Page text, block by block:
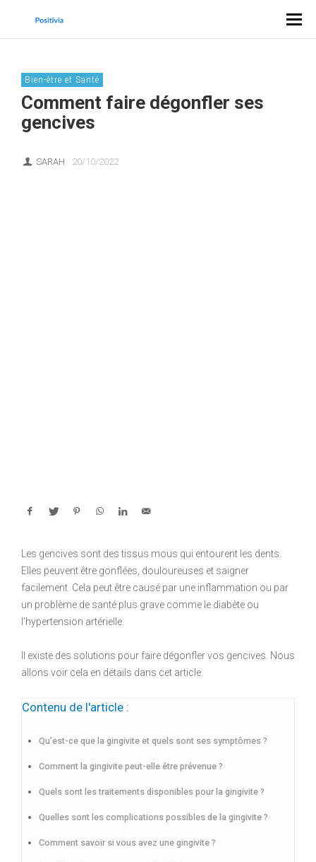
Bien-être et Santé
Comment faire dégonfler ses
gencives
SARAH 20/10/2022
Les gencives sont des tissus mous qui entourent les dents.
Elles peuvent être gonflées, douloureuses et saigner
facilement. Cela peut être causé par une inflammation ou par
un problème de santé plus grave comme le diabète ou
l’hypertension artérielle.
Il existe des solutions pour faire dégonfler vos gencives. Nous
allons voir cela en détails dans cet article.
Contenu de l'article :
Qu’est-ce que la gingivite et quels sont ses symptômes ?
Comment la gingivite peut-elle être prévenue ?
Quels sont les traitements disponibles pour la gingivite ?
Quelles sont les complications possibles de la gingivite ?
Comment savoir si vous avez une gingivite ?